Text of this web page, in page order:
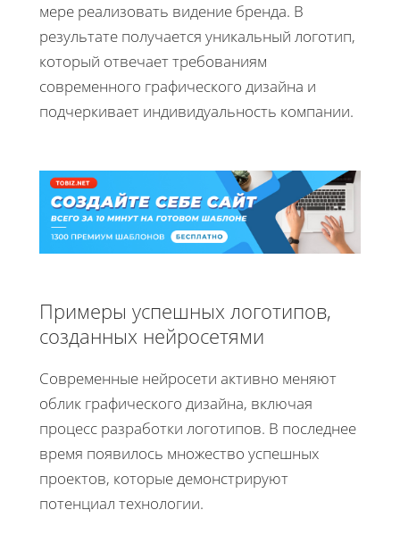
мере реализовать видение бренда. В
результате получается уникальный логотип,
который отвечает требованиям
современного графического дизайна и
подчеркивает индивидуальность компании.
Примеры успешных логотипов,
созданных нейросетями
Современные нейросети активно меняют
облик графического дизайна, включая
процесс разработки логотипов. В последнее
время появилось множество успешных
проектов, которые демонстрируют
потенциал технологии.